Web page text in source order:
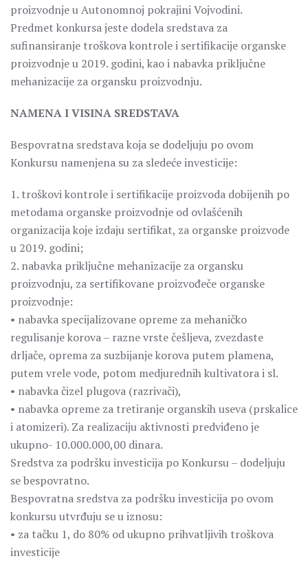
proizvodnje u Autonomnoj pokrajini Vojvodini.
Predmet konkursa jeste dodela sredstava za
sufinansiranje troškova kontrole i sertifikacije organske
proizvodnje u 2019. godini, kao i nabavka priključne
mehanizacije za organsku proizvodnju.
NAMENA I VISINA SREDSTAVA
Bespovratna sredstava koja se dodeljuju po ovom
Konkursu namenjena su za sledeće investicije:
1. troškovi kontrole i sertifikacije proizvoda dobijenih po
metodama organske proizvodnje od ovlašćenih
organizacija koje izdaju sertifikat, za organske proizvode
u 2019. godini;
2. nabavka priključne mehanizacije za organsku
proizvodnju, za sertifikovane proizvođeče organske
proizvodnje:
• nabavka specijalizovane opreme za mehaničko
regulisanje korova – razne vrste češljeva, zvezdaste
drljače, oprema za suzbijanje korova putem plamena,
putem vrele vode, potom medjurednih kultivatora i sl.
• nabavka čizel plugova (razrivači),
• nabavka opreme za tretiranje organskih useva (prskalice
i atomizeri). Za realizaciju aktivnosti predviđeno je
ukupno- 10.000.000,00 dinara.
Sredstva za podršku investicija po Konkursu – dodeljuju
se bespovratno.
Bespovratna sredstva za podršku investicija po ovom
konkursu utvrđuju se u iznosu:
• za tačku 1, do 80% od ukupno prihvatljivih troškova
investicije